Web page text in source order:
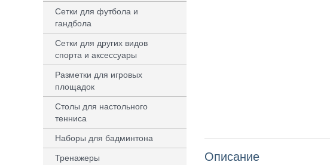
Сетки для футбола и
гандбола
Сетки для других видов
спорта и аксессуары
Разметки для игровых
площадок
Столы для настольного
тенниса
Наборы для бадминтона
Тренажеры Описание